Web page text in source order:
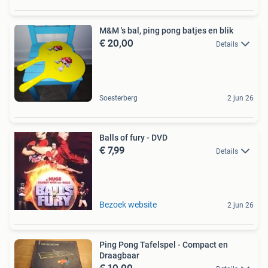
M&M 's bal, ping pong batjes en blik
€ 20,00 Details
Soesterberg 2 jun 26
Balls of fury - DVD
€ 7,99 Details
Bezoek website 2 jun 26
Ping Pong Tafelspel - Compact en
Draagbaar